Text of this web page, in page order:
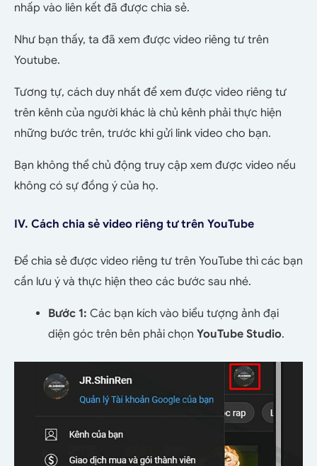
nhấp vào liên kết đã được chia sẻ.
Như bạn thấy, ta đã xem được video riêng tư trên
Youtube.
Tương tự, cách duy nhất để xem được video riêng tư
trên kênh của người khác là chủ kênh phải thực hiện
những bước trên, trước khi gửi link video cho bạn.
Bạn không thể chủ động truy cập xem được video nếu
không có sự đồng ý của họ.
IV. Cách chia sẻ video riêng tư trên YouTube
Để chia sẻ được video riêng tư trên YouTube thì các bạn
cần lưu ý và thực hiện theo các bước sau nhé.
Bước 1: Các bạn kích vào biểu tượng ảnh đại
diện góc trên bên phải chọn YouTube Studio.